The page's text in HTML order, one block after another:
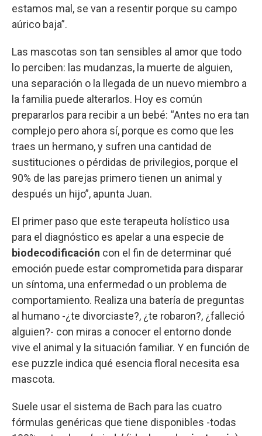
estamos mal, se van a resentir porque su campo
aúrico baja”.
Las mascotas son tan sensibles al amor que todo
lo perciben: las mudanzas, la muerte de alguien,
una separación o la llegada de un nuevo miembro a
la familia puede alterarlos. Hoy es común
prepararlos para recibir a un bebé: “Antes no era tan
complejo pero ahora sí, porque es como que les
traes un hermano, y sufren una cantidad de
sustituciones o pérdidas de privilegios, porque el
90% de las parejas primero tienen un animal y
después un hijo”, apunta Juan.
El primer paso que este terapeuta holístico usa
para el diagnóstico es apelar a una especie de
biodecodificación con el fin de determinar qué
emoción puede estar comprometida para disparar
un síntoma, una enfermedad o un problema de
comportamiento. Realiza una batería de preguntas
al humano -¿te divorciaste?, ¿te robaron?, ¿falleció
alguien?- con miras a conocer el entorno donde
vive el animal y la situación familiar. Y en función de
ese puzzle indica qué esencia floral necesita esa
mascota.
Suele usar el sistema de Bach para las cuatro
fórmulas genéricas que tiene disponibles -todas